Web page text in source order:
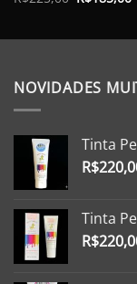
preço
R$225,00.
NOVIDADES
Tinta
R$
Tinta
R$